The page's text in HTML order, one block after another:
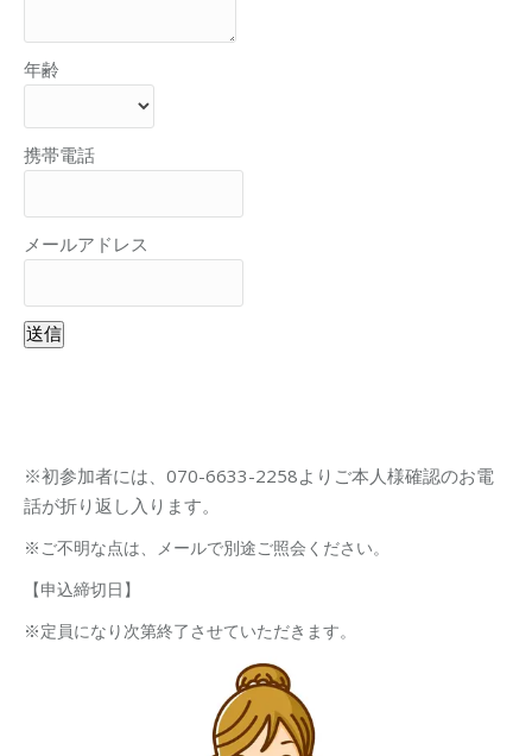
年齢
携帯電話
メールアドレス
送信
※初参加者には、070-6633-2258よりご本人様確認のお電
話が折り返し入ります。
※ご不明な点は、メールで別途ご照会ください。
【申込締切日】
※定員になり次第終了させていただきます。